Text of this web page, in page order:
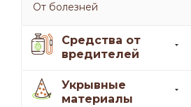
От болезней
Средства от
вредителей
Укрывные
материалы